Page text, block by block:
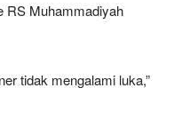
RS Muhammadiyah
tidak mengalami luka,”